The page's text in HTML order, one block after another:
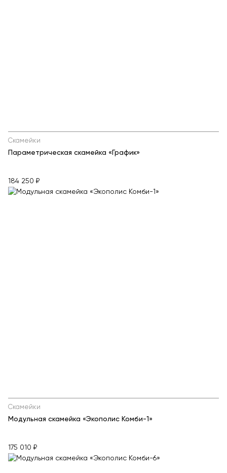
Скамейки
Параметрическая скамейка «График»
184 250 ₽
Скамейки
Модульная скамейка «Экополис Комби-1»
175 010 ₽